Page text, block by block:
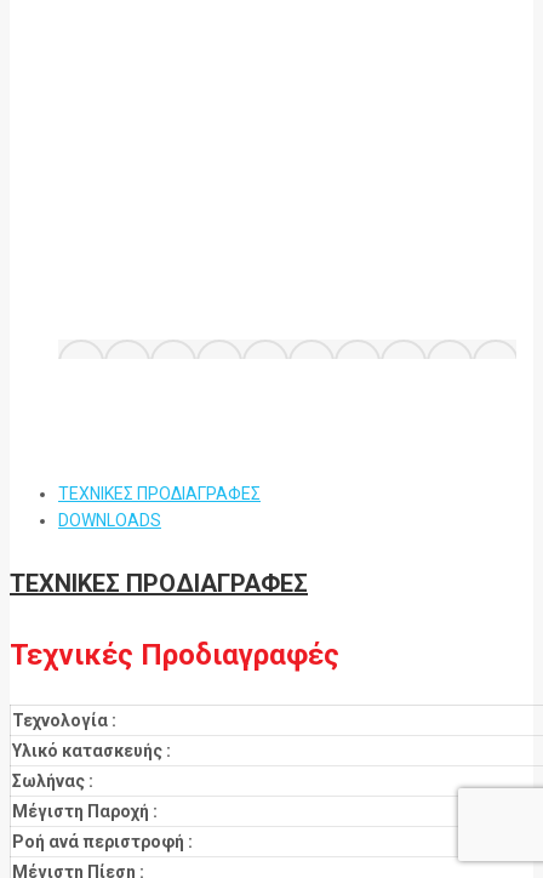
ΤΕΧΝΙΚΕΣ ΠΡΟΔΙΑΓΡΑΦΕΣ
DOWNLOADS
ΤΕΧΝΙΚΕΣ ΠΡΟΔΙΑΓΡΑΦΕΣ
Τεχνικές Προδιαγραφές
Τεχνολογία :
Υλικό κατασκευής :
Σωλήνας :
Μέγιστη Παροχή :
Ροή ανά περιστροφή :
Μέγιστη Πίεση :